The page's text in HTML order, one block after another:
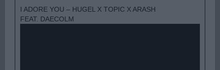
I ADORE YOU – HUGEL X TOPIC X ARASH
FEAT. DAECOLM